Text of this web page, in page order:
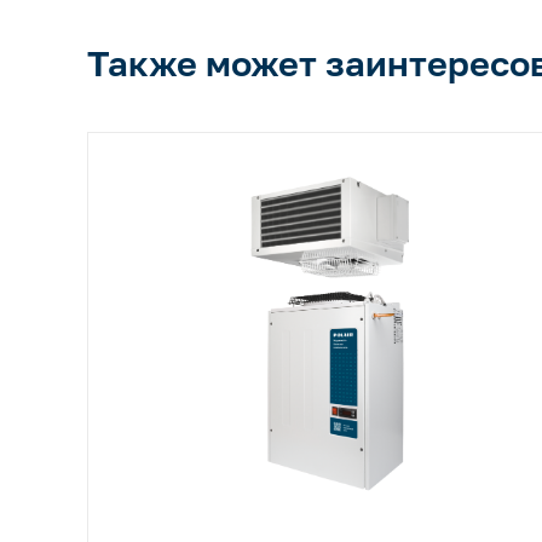
Также может